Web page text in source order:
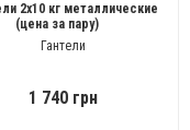
2x10 кг металлические
(цена за пару)
Гантели
1 740 грн